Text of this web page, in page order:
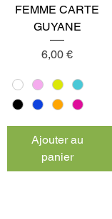
FEMME CARTE
GUYANE
Prix
6,00 €
Ajouter au
panier